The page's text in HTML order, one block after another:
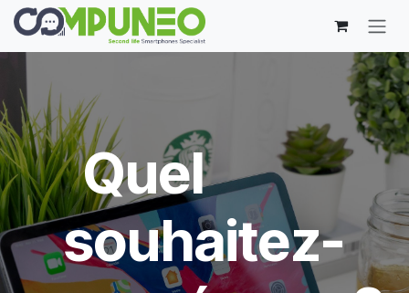
Se rendre au contenu
Quel
souhaitez-